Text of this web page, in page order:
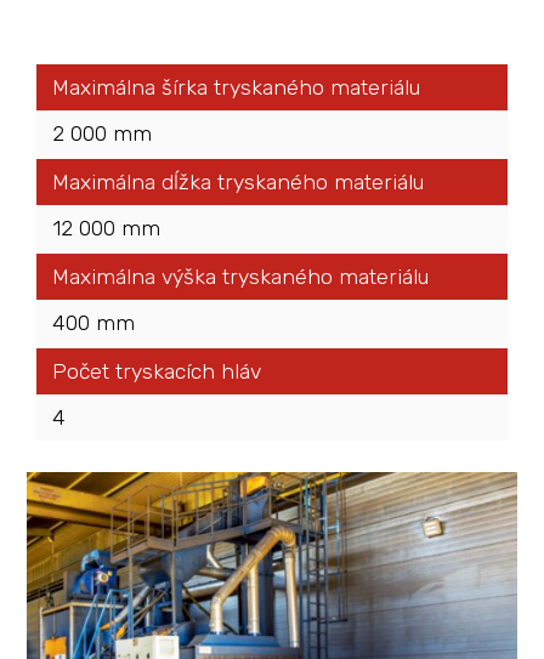
Maximálna šírka tryskaného materiálu
2 000 mm
Maximálna dĺžka tryskaného materiálu
12 000 mm
Maximálna výška tryskaného materiálu
400 mm
Počet tryskacích hláv
4